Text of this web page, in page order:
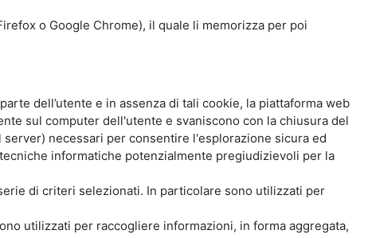
o Google Chrome), il quale li memorizza per poi
dell’utente e in assenza di tali cookie, la piattaforma web
sul computer dell'utente e svaniscono con la chiusura del
necessari per consentire l'esplorazione sicura ed
informatiche potenzialmente pregiudizievoli per la
di criteri selezionati. In particolare sono utilizzati per
utilizzati per raccogliere informazioni, in forma aggregata,